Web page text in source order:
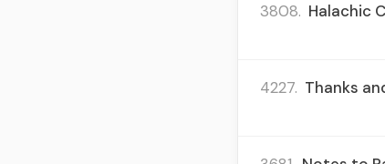
3808. Halachic
4227. Thanks